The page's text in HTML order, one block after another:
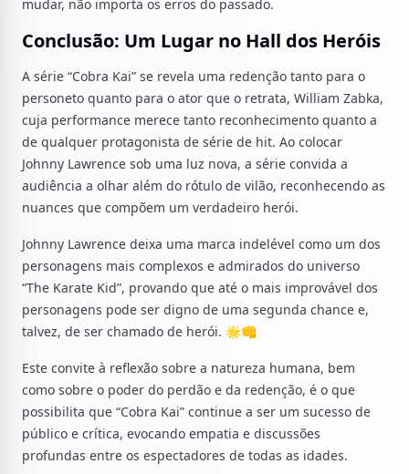
mudar, não importa os erros do passado.
Conclusão: Um Lugar no Hall dos Heróis
A série “Cobra Kai” se revela uma redenção tanto para o
personeto quanto para o ator que o retrata, William Zabka,
cuja performance merece tanto reconhecimento quanto a
de qualquer protagonista de série de hit. Ao colocar
Johnny Lawrence sob uma luz nova, a série convida a
audiência a olhar além do rótulo de vilão, reconhecendo as
nuances que compõem um verdadeiro herói.
Johnny Lawrence deixa uma marca indelével como um dos
personagens mais complexos e admirados do universo
“The Karate Kid”, provando que até o mais improvável dos
personagens pode ser digno de uma segunda chance e,
talvez, de ser chamado de herói. 🌟👊
Este convite à reflexão sobre a natureza humana, bem
como sobre o poder do perdão e da redenção, é o que
possibilita que “Cobra Kai” continue a ser um sucesso de
público e crítica, evocando empatia e discussões
profundas entre os espectadores de todas as idades.